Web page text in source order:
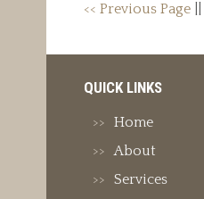
<< Previous Page||
QUICK LINKS
Home
About
Services